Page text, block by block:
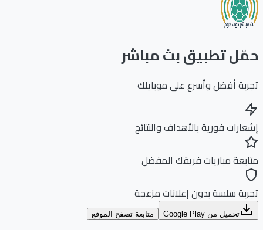
تطبيق بث مباشر
أفضل وأسرع على موبايلك
فورية بالأهداف والنتائج
مباريات فريقك المفضل
سلسة بدون إعلانات مزعجة
تحميل من Google Play متابعة تصفح الموقع